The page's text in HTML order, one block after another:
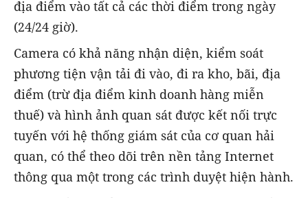
địa điểm vào tất cả các thời điểm trong ngày
(24/24 giờ).
Camera có khả năng nhận diện, kiểm soát
phương tiện vận tải đi vào, đi ra kho, bãi, địa
điểm (trừ địa điểm kinh doanh hàng miễn
thuế) và hình ảnh quan sát được kết nối trực
tuyến với hệ thống giám sát của cơ quan hải
quan, có thể theo dõi trên nền tảng Internet
thông qua một trong các trình duyệt hiện hành.